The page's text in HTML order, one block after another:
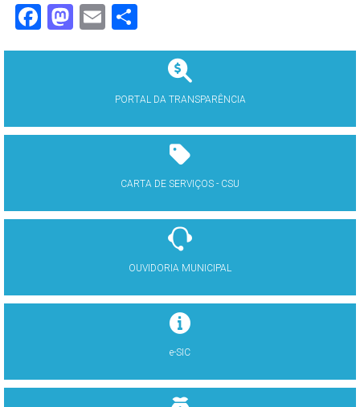
Facebook
Mastodon
Email
PORTAL DA TRANSPARÊNCIA
CARTA DE SERVIÇOS - CSU
OUVIDORIA MUNICIPAL
e-SIC